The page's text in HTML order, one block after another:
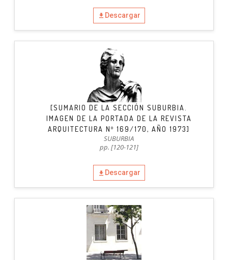
Descargar
[SUMARIO DE LA SECCIÓN SUBURBIA.
IMAGEN DE LA PORTADA DE LA REVISTA
ARQUITECTURA Nº 169/170, AÑO 1973]
SUBURBIA
pp. [120-121]
Descargar